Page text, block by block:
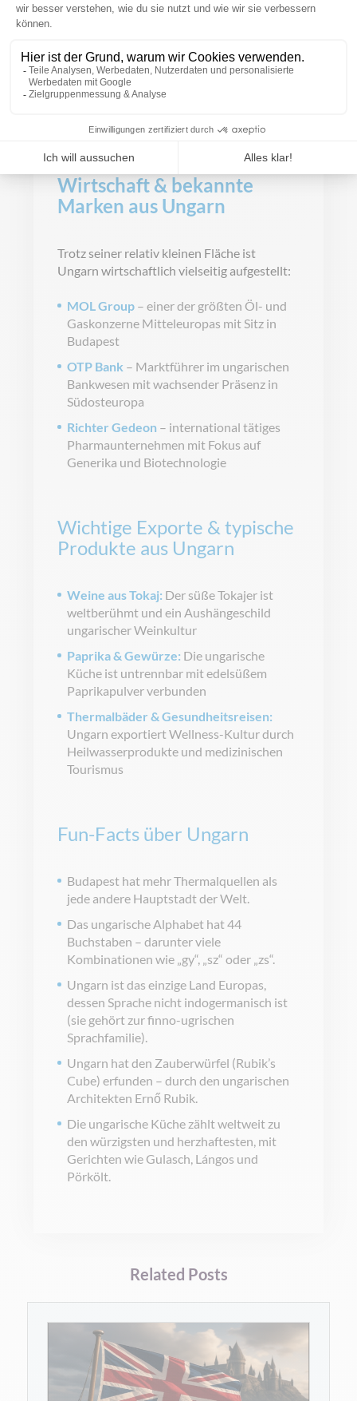
PRODUKT
Wirtschaft & bekannte
Marken aus Ungarn
Trotz seiner relativ kleinen Fläche ist
Ungarn wirtschaftlich vielseitig aufgestellt:
MOL Group – einer der größten Öl- und
Gaskonzerne Mitteleuropas mit Sitz in
Budapest
OTP Bank – Marktführer im ungarischen
Bankwesen mit wachsender Präsenz in
Südosteuropa
Richter Gedeon – international tätiges
Pharmaunternehmen mit Fokus auf
Generika und Biotechnologie
Wichtige Exporte & typische
Produkte aus Ungarn
Weine aus Tokaj: Der süße Tokajer ist
weltberühmt und ein Aushängeschild
ungarischer Weinkultur
Paprika & Gewürze: Die ungarische
Küche ist untrennbar mit edelsüßem
Paprikapulver verbunden
Thermalbäder & Gesundheitsreisen:
Ungarn exportiert Wellness-Kultur durch
Heilwasserprodukte und medizinischen
Tourismus
Fun-Facts über Ungarn
Budapest hat mehr Thermalquellen als
jede andere Hauptstadt der Welt.
Das ungarische Alphabet hat 44
Buchstaben – darunter viele
Kombinationen wie „gy“, „sz“ oder „zs“.
Ungarn ist das einzige Land Europas,
dessen Sprache nicht indogermanisch ist
(sie gehört zur finno-ugrischen
Sprachfamilie).
Ungarn hat den Zauberwürfel (Rubik’s
Cube) erfunden – durch den ungarischen
Architekten Ernő Rubik.
Die ungarische Küche zählt weltweit zu
den würzigsten und herzhaftesten, mit
Gerichten wie Gulasch, Lángos und
Pörkölt.
Related Posts